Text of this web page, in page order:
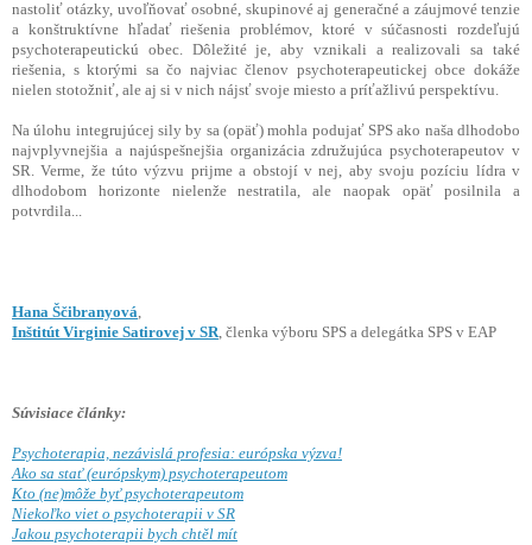
nastoliť otázky, uvoľňovať osobné, skupinové aj generačné a záujmové tenzie
a konštruktívne hľadať riešenia problémov, ktoré v súčasnosti rozdeľujú
psychoterapeutickú obec. Dôležité je, aby vznikali a realizovali sa také
riešenia, s ktorými sa čo najviac členov psychoterapeutickej obce dokáže
nielen stotožniť, ale aj si v nich nájsť svoje miesto a príťažlivú perspektívu.
Na úlohu integrujúcej sily by sa (opäť) mohla podujať SPS ako naša dlhodobo
najvplyvnejšia a najúspešnejšia organizácia združujúca psychoterapeutov v
SR. Verme, že túto výzvu prijme a obstojí v nej, aby svoju pozíciu lídra v
dlhodobom horizonte nielenže nestratila, ale naopak opäť posilnila a
potvrdila...
Hana Ščibranyová,
Inštitút Virginie Satirovej v SR, členka výboru SPS a delegátka SPS v EAP
Súvisiace články:
Psychoterapia, nezávislá profesia: európska výzva!
Ako sa stať (európskym) psychoterapeutom
Kto (ne)môže byť psychoterapeutom
Niekoľko viet o psychoterapii v SR
Jakou psychoterapii bych chtěl mít